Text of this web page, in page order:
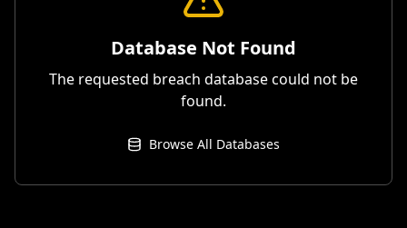
Database Not Found
The requested breach database could not be
found.
Browse All Databases